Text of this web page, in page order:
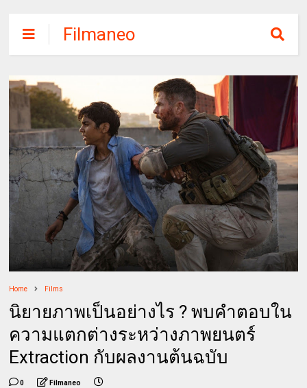
Filmaneo
Home Films
นิยายภาพเป็นอย่างไร ? พบคำตอบใน
ความแตกต่างระหว่างภาพยนตร์
Extraction กับผลงานต้นฉบับ
0 Filmaneo